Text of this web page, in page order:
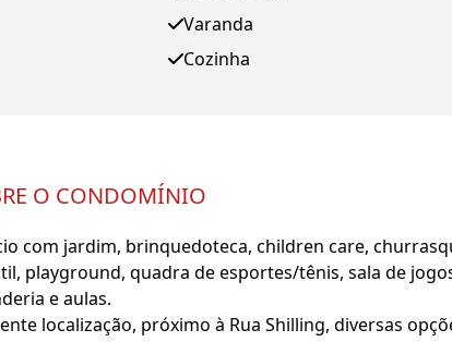
Varanda
Cozinha
O CONDOMÍNIO
com jardim, brinquedoteca, children care,
playground, quadra de esportes/tênis, sala de
e aulas.
localização, próximo à Rua Shilling, diversas